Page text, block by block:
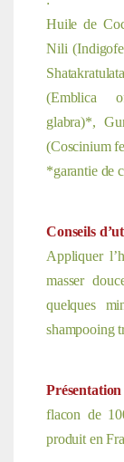
Huile de
Nili
(Emblica
glabra)*,
(Coscinium
*garantie de
Conseils
Appliquer
masser
quelques
shampooing
Présentation
flacon de
produit en